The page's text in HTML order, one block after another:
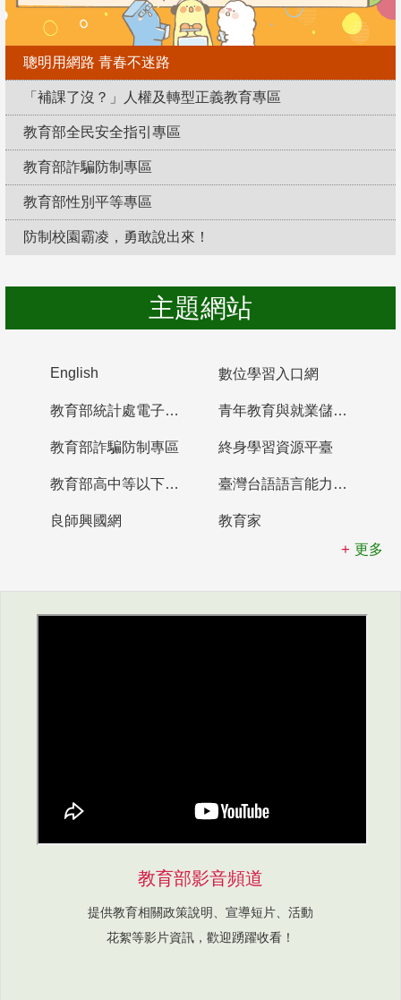
聰明用網路 青春不迷路
「補課了沒？」人權及轉型正義教育專區
教育部全民安全指引專區
教育部詐騙防制專區
教育部性別平等專區
防制校園霸凌，勇敢說出來！
主題網站
English 數位學習入口網
教育部統計處電子書櫃 青年教育與就業儲蓄帳戶
教育部詐騙防制專區 終身學習資源平臺
教育部高中等以下學校及幼兒園教師資格檢定考試 臺灣台語語言能力認證網站
良師興國網
教育家
更多
教育部影音頻道
提供教育相關政策說明、宣導短片、活動
花絮等影片資訊，歡迎踴躍收看！